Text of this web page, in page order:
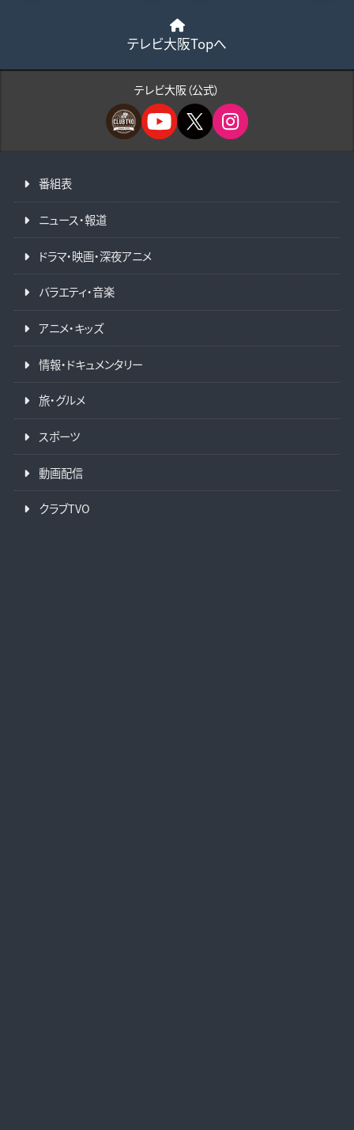
テレビ大阪Topへ
テレビ大阪（公式）
番組表
ニュース・報道
ドラマ・映画・深夜アニメ
バラエティ・音楽
アニメ・キッズ
情報・ドキュメンタリー
旅・グルメ
スポーツ
動画配信
クラブTVO